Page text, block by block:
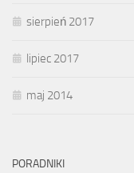
sierpień 2017
lipiec 2017
maj 2014
PORADNIKI